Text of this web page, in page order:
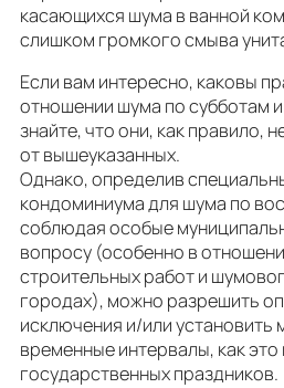
касающихся шума в ванной
слишком громкого смыва
Если вам интересно, каковы
отношении шума по субботам
знайте, что они, как правило,
от вышеуказанных.
Однако, определив
кондоминиума для шума по
соблюдая особые
вопросу (особенно в
строительных работ и
городах), можно разрешить
исключения и/или установить
временные интервалы, как
государственных праздников.